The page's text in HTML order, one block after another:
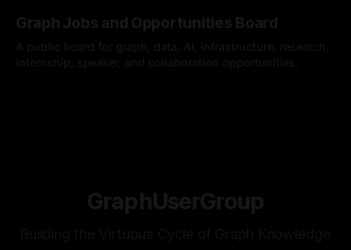
건강하게 잘 지내고 계셨나요? * 최근 저희 GUG(Graph User
Group)에 정말 반가운 소식이 있어서 전해드리고자 합니다.
GUG가 2026 오픈소스 AI·SW 커뮤니티 지원사업에 선정되었
습니다. 7월 25일(토요일)
Graph Jobs and Opportunities Board
A public board for graph, data, AI, infrastructure, research,
internship, speaker, and collaboration opportunities.
GraphUserGroup